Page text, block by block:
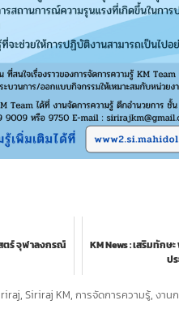
ตร์ จุฬาลงกรณ์
KM News : เสริมทัก
ป
, Siriraj KM, การจัดการความรู้, งาน